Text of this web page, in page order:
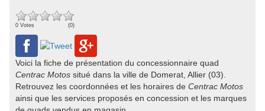
0 Votes (0)
Voici la fiche de présentation du concessionnaire quad
Centrac Motos situé dans la ville de Domerat, Allier (03).
Retrouvez les coordonnées et les horaires de Centrac Motos
ainsi que les services proposés en concession et les marques